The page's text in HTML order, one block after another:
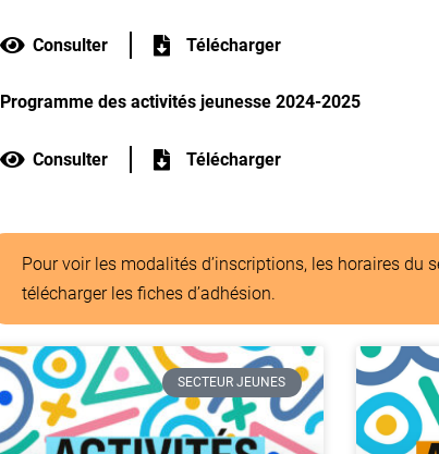
Consulter Télécharger
Programme des activités jeunesse 2024-2025
Consulter Télécharger
Pour voir les modalités d’inscriptions, les horaires du
télécharger les fiches d’adhésion.
SECTEUR JEUNES